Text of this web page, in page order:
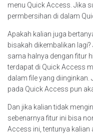
menu Quick Access. Jika
permbersihan di dalam
Apakah kalian juga
bisakah dikembalikan
sama halnya dengan fitur
terdapat di Quick Access
dalam file yang
pada Quick Access pun
Dan jika kalian tidak
sebenarnya fitur ini bisa
Access ini, tentunya kalian